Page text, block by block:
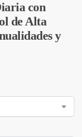
con
de Alta
y